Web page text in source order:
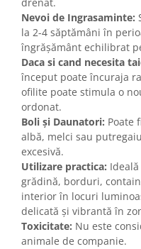
drenat.
Nevoi de Ingrasaminte:
la 2-4 săptămâni în
îngrășământ echilibrat
Daca si cand necesita
început poate încuraja
ofilite poate stimula o
ordonat.
Boli și Daunatori: Poate
albă, melci sau
excesivă.
Utilizare practica:
grădină, borduri,
interior în locuri
delicată și vibrantă în
Toxicitate: Nu este
animale de companie.